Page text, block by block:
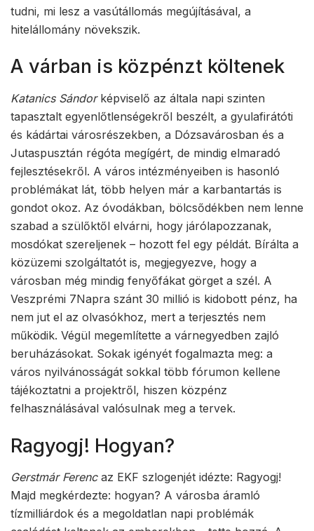
tudni, mi lesz a vasútállomás megújításával, a
hitelállomány növekszik.
A várban is közpénzt költenek
Katanics Sándorképviselő az általa napi szinten
tapasztalt egyenlőtlenségekről beszélt, a gyulafirátóti
és kádártai városrészekben, a Dózsavárosban és a
Jutaspusztán régóta megígért, de mindig elmaradó
fejlesztésekről. A város intézményeiben is hasonló
problémákat lát, több helyen már a karbantartás is
gondot okoz. Az óvodákban, bölcsődékben nem lenne
szabad a szülőktől elvárni, hogy járólapozzanak,
mosdókat szereljenek – hozott fel egy példát. Bírálta a
közüzemi szolgáltatót is, megjegyezve, hogy a
városban még mindig fenyőfákat görget a szél. A
Veszprémi 7Napra szánt 30 millió is kidobott pénz, ha
nem jut el az olvasókhoz, mert a terjesztés nem
működik. Végül megemlítette a várnegyedben zajló
beruházásokat. Sokak igényét fogalmazta meg: a
város nyilvánosságát sokkal több fórumon kellene
tájékoztatni a projektről, hiszen közpénz
felhasználásával valósulnak meg a tervek.
Ragyogj! Hogyan?
Gerstmár Ferencaz EKF szlogenjét idézte: Ragyogj!
Majd megkérdezte: hogyan? A városba áramló
tízmilliárdok és a megoldatlan napi problémák